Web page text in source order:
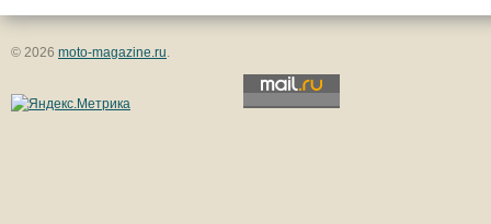
© 2026 moto-magazine.ru.